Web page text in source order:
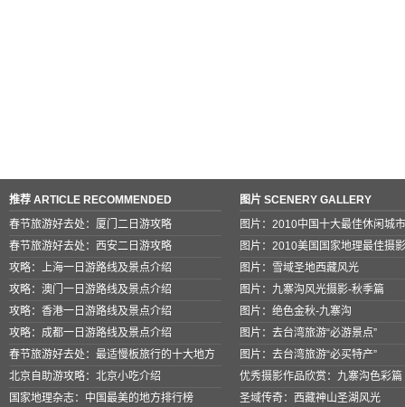
推荐 ARTICLE RECOMMENDED
春节旅游好去处：厦门二日游攻略
春节旅游好去处：西安二日游攻略
攻略：上海一日游路线及景点介绍
攻略：澳门一日游路线及景点介绍
攻略：香港一日游路线及景点介绍
攻略：成都一日游路线及景点介绍
春节旅游好去处：最适慢板旅行的十大地方
北京自助游攻略：北京小吃介绍
国家地理杂志：中国最美的地方排行榜
图片 SCENERY GALLERY
图片：2010中国十大最佳休闲城市
图片：2010美国国家地理最佳摄
图片：雪域圣地西藏风光
图片：九寨沟风光摄影-秋季篇
图片：绝色金秋-九寨沟
图片：去台湾旅游“必游景点”
图片：去台湾旅游“必买特产”
优秀摄影作品欣赏：九寨沟色彩篇
圣域传奇：西藏神山圣湖风光